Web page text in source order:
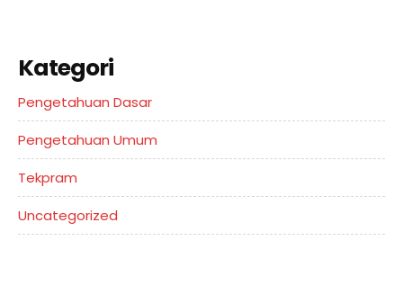
Kategori
Pengetahuan Dasar
Pengetahuan Umum
Tekpram
Uncategorized